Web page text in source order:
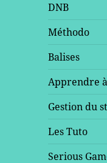
DNB
Méthodo
Balises
Apprendre
Gestion du
Les Tuto
Serious